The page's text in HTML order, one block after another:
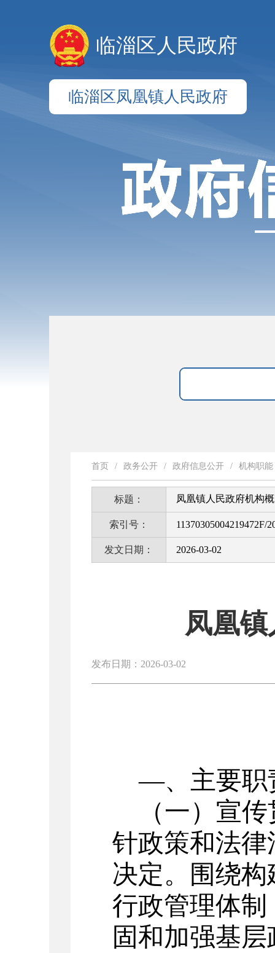
临淄区人民政府
临淄区凤凰镇人民政府
首页 / 政务公开 / 政府信息公开 / 机构职能
标题： 凤凰镇人民政府机构
索引号： 11370305004219472F/
发文日期： 2026-03-02
凤凰
发布日期：2026-03-02
―、主要职
（一）宣
针政策和法
决定。围绕
行政管理体
固和加强基